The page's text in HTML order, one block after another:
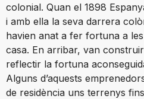
colonial. Quan el 1898
i amb ella la seva darrera
havien anat a fer fortuna a les
casa. En arribar, van
reflectir la fortuna
Alguns d’aquests
de residència uns terrenys